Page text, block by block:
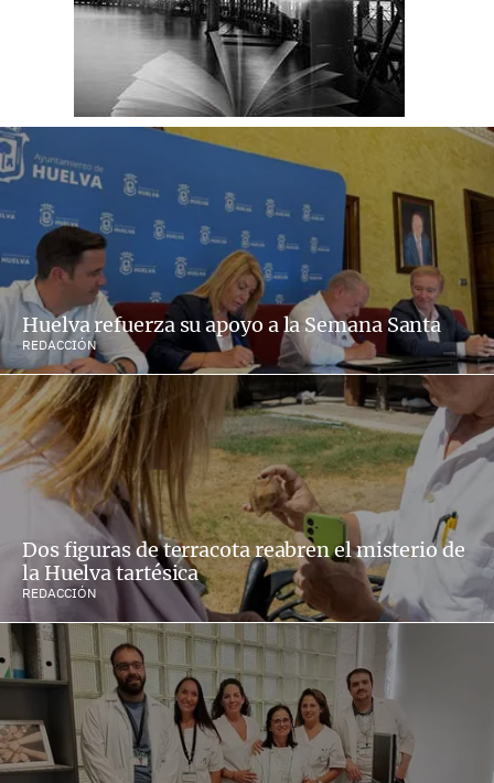
Huelva refuerza su apoyo a la Semana Santa
REDACCIÓN
Dos figuras de terracota reabren el misterio de
la Huelva tartésica
REDACCIÓN